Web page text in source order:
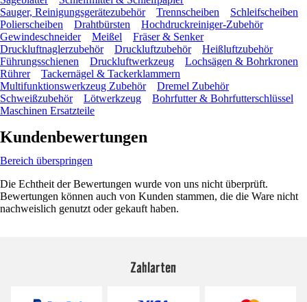
Sauger, Reinigungsgerätezubehör
Trennscheiben
Schleifscheiben
Polierscheiben
Drahtbürsten
Hochdruckreiniger-Zubehör
Gewindeschneider
Meißel
Fräser & Senker
Druckluftnaglerzubehör
Druckluftzubehör
Heißluftzubehör
Führungsschienen
Druckluftwerkzeug
Lochsägen & Bohrkronen
Rührer
Tackernägel & Tackerklammern
Multifunktionswerkzeug Zubehör
Dremel Zubehör
Schweißzubehör
Lötwerkzeug
Bohrfutter & Bohrfutterschlüssel
Maschinen Ersatzteile
Kundenbewertungen
Bereich überspringen
Die Echtheit der Bewertungen wurde von uns nicht überprüft.
Bewertungen können auch von Kunden stammen, die die Ware nicht
nachweislich genutzt oder gekauft haben.
Zahlarten